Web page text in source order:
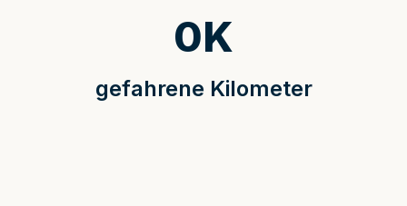
gefahrene Kilometer
0K